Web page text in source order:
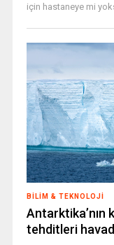
için hastaneye mi
BILIM & TEKNOLOJI
Antarktika’nın
tehditleri